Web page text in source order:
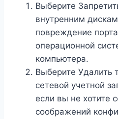
Выберите
внутренним
повреждение
операционной
компьютера.
Выберите Удалить
сетевой учетной
если вы не хотите
соображений